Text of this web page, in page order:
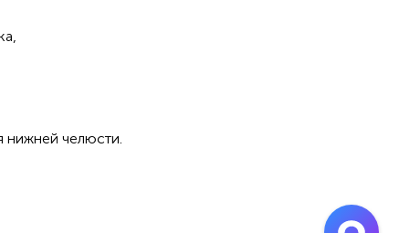
нижней челюсти.